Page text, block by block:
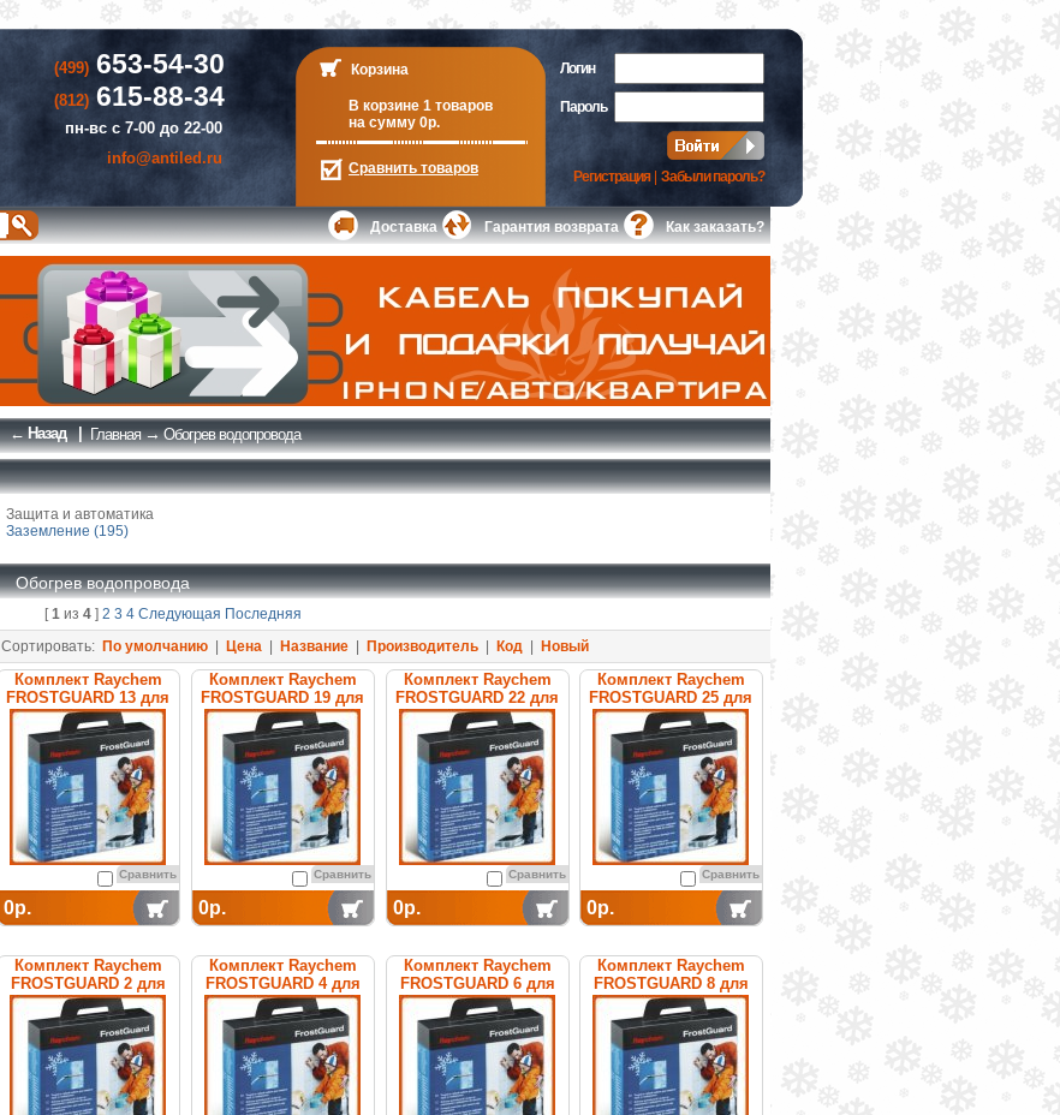
(499)653-54-30
(812)615-88-34
пн-вс с 7-00 до 22-00
info@antiled.ru
Корзина
В корзине 1 товаров
на сумму 0р.
Сравнить товаров
Логин
Пароль
Регистрация| Забыли пароль?
Доставка Гарантия возврата Как заказать?
← Назад | Главная→Обогрев водопровода
Защита и автоматика
Заземление (195)
Обогрев водопровода
[1из 4] 2 3 4 Следующая Последняя
Сортировать: По умолчанию| Цена| Название| Производитель| Код| Новый
Комплект Raychem
FROSTGUARD 13 для
обогрева труб
Сравнить
0р.
Комплект Raychem
FROSTGUARD 19 для
обогрева труб
Сравнить
0р.
Комплект Raychem
FROSTGUARD 22 для
обогрева труб
Сравнить
0р.
Комплект Raychem
FROSTGUARD 25 для
обогрева труб
Сравнить
0р.
Комплект Raychem
FROSTGUARD 2 для
обогрева труб
Комплект Raychem
FROSTGUARD 4 для
обогрева труб
Комплект Raychem
FROSTGUARD 6 для
обогрева труб
Комплект Raychem
FROSTGUARD 8 для
обогрева труб